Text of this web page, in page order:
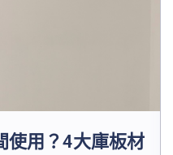
使用？4大庫板材